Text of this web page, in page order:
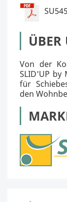
ÜBER
Von der
SLID'UP by
für
den